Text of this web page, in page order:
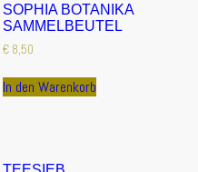
SOPHIA BOTANIKA
SAMMELBEUTEL
€8,50
In den Warenkorb